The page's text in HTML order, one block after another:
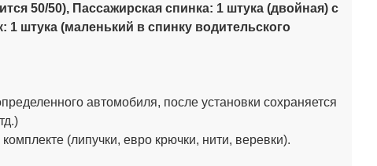
50/50), Пассажирская спинка: 1 штука (двойная) с
1 штука (маленький в спинку водительского
автомобиля, после установки сохраняется
(липучки, евро крючки, нити, веревки).